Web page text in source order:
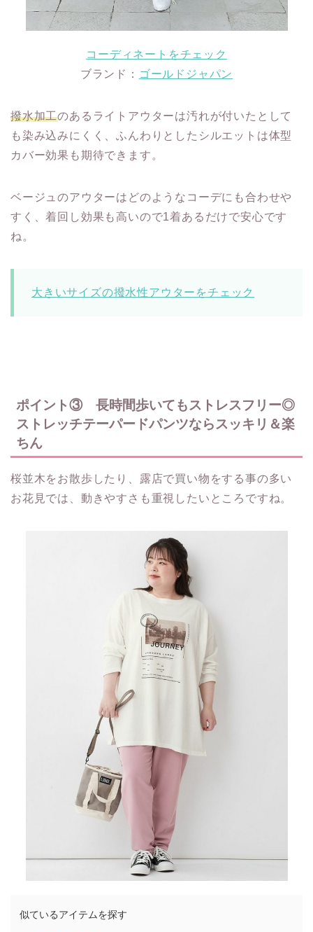
コーディネートをチェック
ブランド： ゴールドジャパン
撥水加工のあるライトアウターは汚れが付いたとして
も染み込みにくく、ふんわりとしたシルエットは体型
カバー効果も期待できます。
ベージュのアウターはどのようなコーデにも合わせや
すく、着回し効果も高いので1着あるだけで安心です
ね。
大きいサイズの撥水性アウターをチェック
ポイント③ 長時間歩いてもストレスフリー◎
ストレッチテーパードパンツならスッキリ＆楽
ちん
桜並木をお散歩したり、露店で買い物をする事の多い
お花見では、動きやすさも重視したいところですね。